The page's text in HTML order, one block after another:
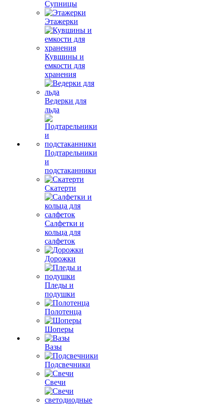
Супницы
Этажерки
Кувшины и
емкости для
хранения
Ведерки для
льда
Подтарельники
и
подстаканники
Скатерти
Салфетки и
кольца для
салфеток
Дорожки
Пледы и
подушки
Полотенца
Шоперы
Вазы
Подсвечники
Свечи